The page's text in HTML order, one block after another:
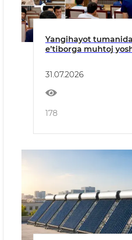
Yangihayot
e’tiborga muhtoj
31.07.2026
178